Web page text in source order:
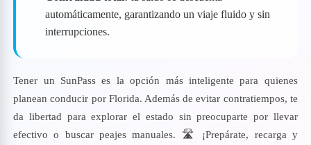
automáticamente, garantizando un viaje fluido y sin
interrupciones.
Tener un SunPass es la opción más inteligente para quienes
planean conducir por Florida. Además de evitar contratiempos, te
da libertad para explorar el estado sin preocuparte por llevar
efectivo o buscar peajes manuales. 🛣️ ¡Prepárate, recarga y